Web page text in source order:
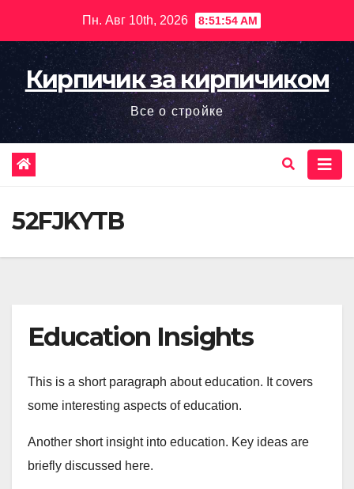
содержимому
Пн. Авг 10th, 2026 8:51:55 AM
Кирпичик за кирпичиком
Все о стройке
52FJKYTB
Education Insights
This is a short paragraph about education. It covers
some interesting aspects of education.
Another short insight into education. Key ideas are
briefly discussed here.